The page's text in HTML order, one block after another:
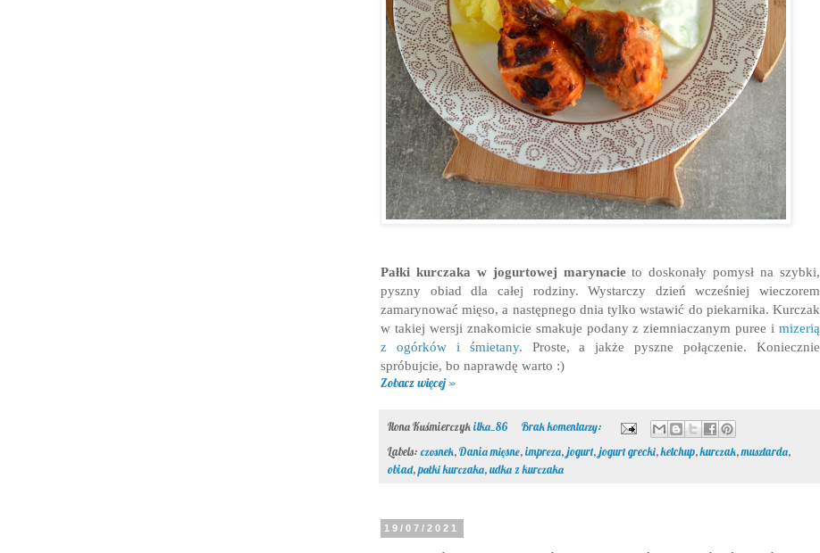
Pałki kurczaka w jogurtowej marynacieto doskonały pomysł na szybki,
pyszny obiad dla całej rodziny. Wystarczy dzień wcześniej wieczorem
zamarynować mięso, a następnego dnia tylko wstawić do piekarnika. Kurczak
w takiej wersji znakomicie smakuje podany z ziemniaczanym puree i mizerią
z ogórków i śmietany. Proste, a jakże pyszne połączenie. Koniecznie
spróbujcie, bo naprawdę warto :)
Zobacz więcej »
Ilona Kuśmierczykilka_86
Brak komentarzy:
Labels:czosnek,Dania mięsne,impreza,jogurt,jogurt grecki,ketchup,kurczak,musztarda,
obiad,pałki kurczaka,udka z kurczaka
19/07/2021